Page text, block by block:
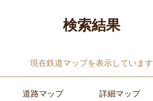
検索結果
現在鉄道マップを表示しています
道路マップ 詳細マップ